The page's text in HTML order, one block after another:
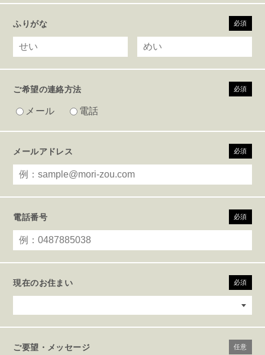
ふりがな 必須
ご希望の連絡方法 必須
メール 電話
メールアドレス 必須
電話番号 必須
現在のお住まい 必須
ご要望・メッセージ 任意